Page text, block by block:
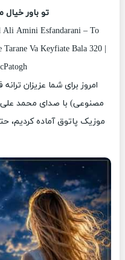
تو باور
Ali Amini Esfandarani – To
Va Keyfiate Bala 320 |
امروز برای شما عزیزان
مصنوعی) با صدای محمد علی
موزیک پاتوق آماده کردیم،